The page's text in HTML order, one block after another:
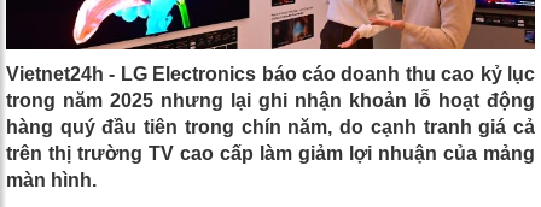
Vietnet24h - LG Electronics báo cáo doanh thu cao kỷ lục
trong năm 2025 nhưng lại ghi nhận khoản lỗ hoạt động
hàng quý đầu tiên trong chín năm, do cạnh tranh giá cả
trên thị trường TV cao cấp làm giảm lợi nhuận của mảng
màn hình.